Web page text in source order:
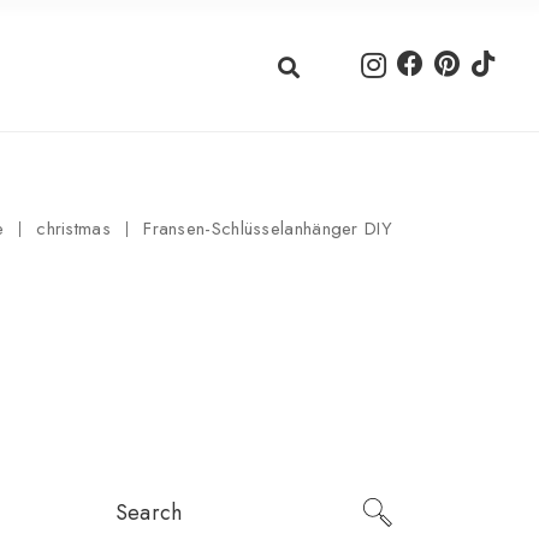
christmas Fransen-Schlüsselanhänger DIY